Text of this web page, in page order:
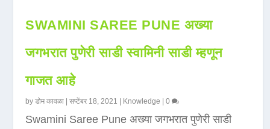
SWAMINI SAREE PUNE अख्या
जगभरात पुणेरी साडी स्वामिनी साडी म्हणून
गाजत आहे
byडोम कावळा |सप्टेंबर 18, 2021 Knowledge |0
Swamini Saree Pune अख्या जगभरात पुणेरी साडी